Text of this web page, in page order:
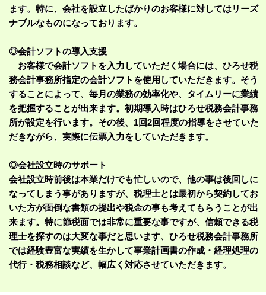
ます。特に、会社を設立したばかりのお客様に対してはリーズ
ナブルなものになっております。
◎会計ソフトの導入支援
お客様で会計ソフトを入力していただく場合には、ひろせ税
務会計事務所指定の会計ソフトを使用していただきます。そう
することによって、毎月の業務の効率化や、タイムリーに業績
を把握することが出来ます。初期導入時はひろせ税務会計事務
所が設定を行います。その後、1回2回程度の指導をさせていた
だきながら、実際に伝票入力をしていただきます。
◎会社設立時のサポート
会社設立時前後は本業だけでも忙しいので、他の事は後回しに
なってしまう事がありますが、税理士とは最初から契約してお
いた方が面倒な書類の提出や税金の事も考えてもらうことが出
来ます。特に節税面では非常に重要な事ですが、信頼できる税
理士を探すのは大変な事だと思います、ひろせ税務会計事務所
では経験豊富な実績を生かして事業計画書の作成・経理処理の
代行・税務相談など、幅広く対応させていただきます。